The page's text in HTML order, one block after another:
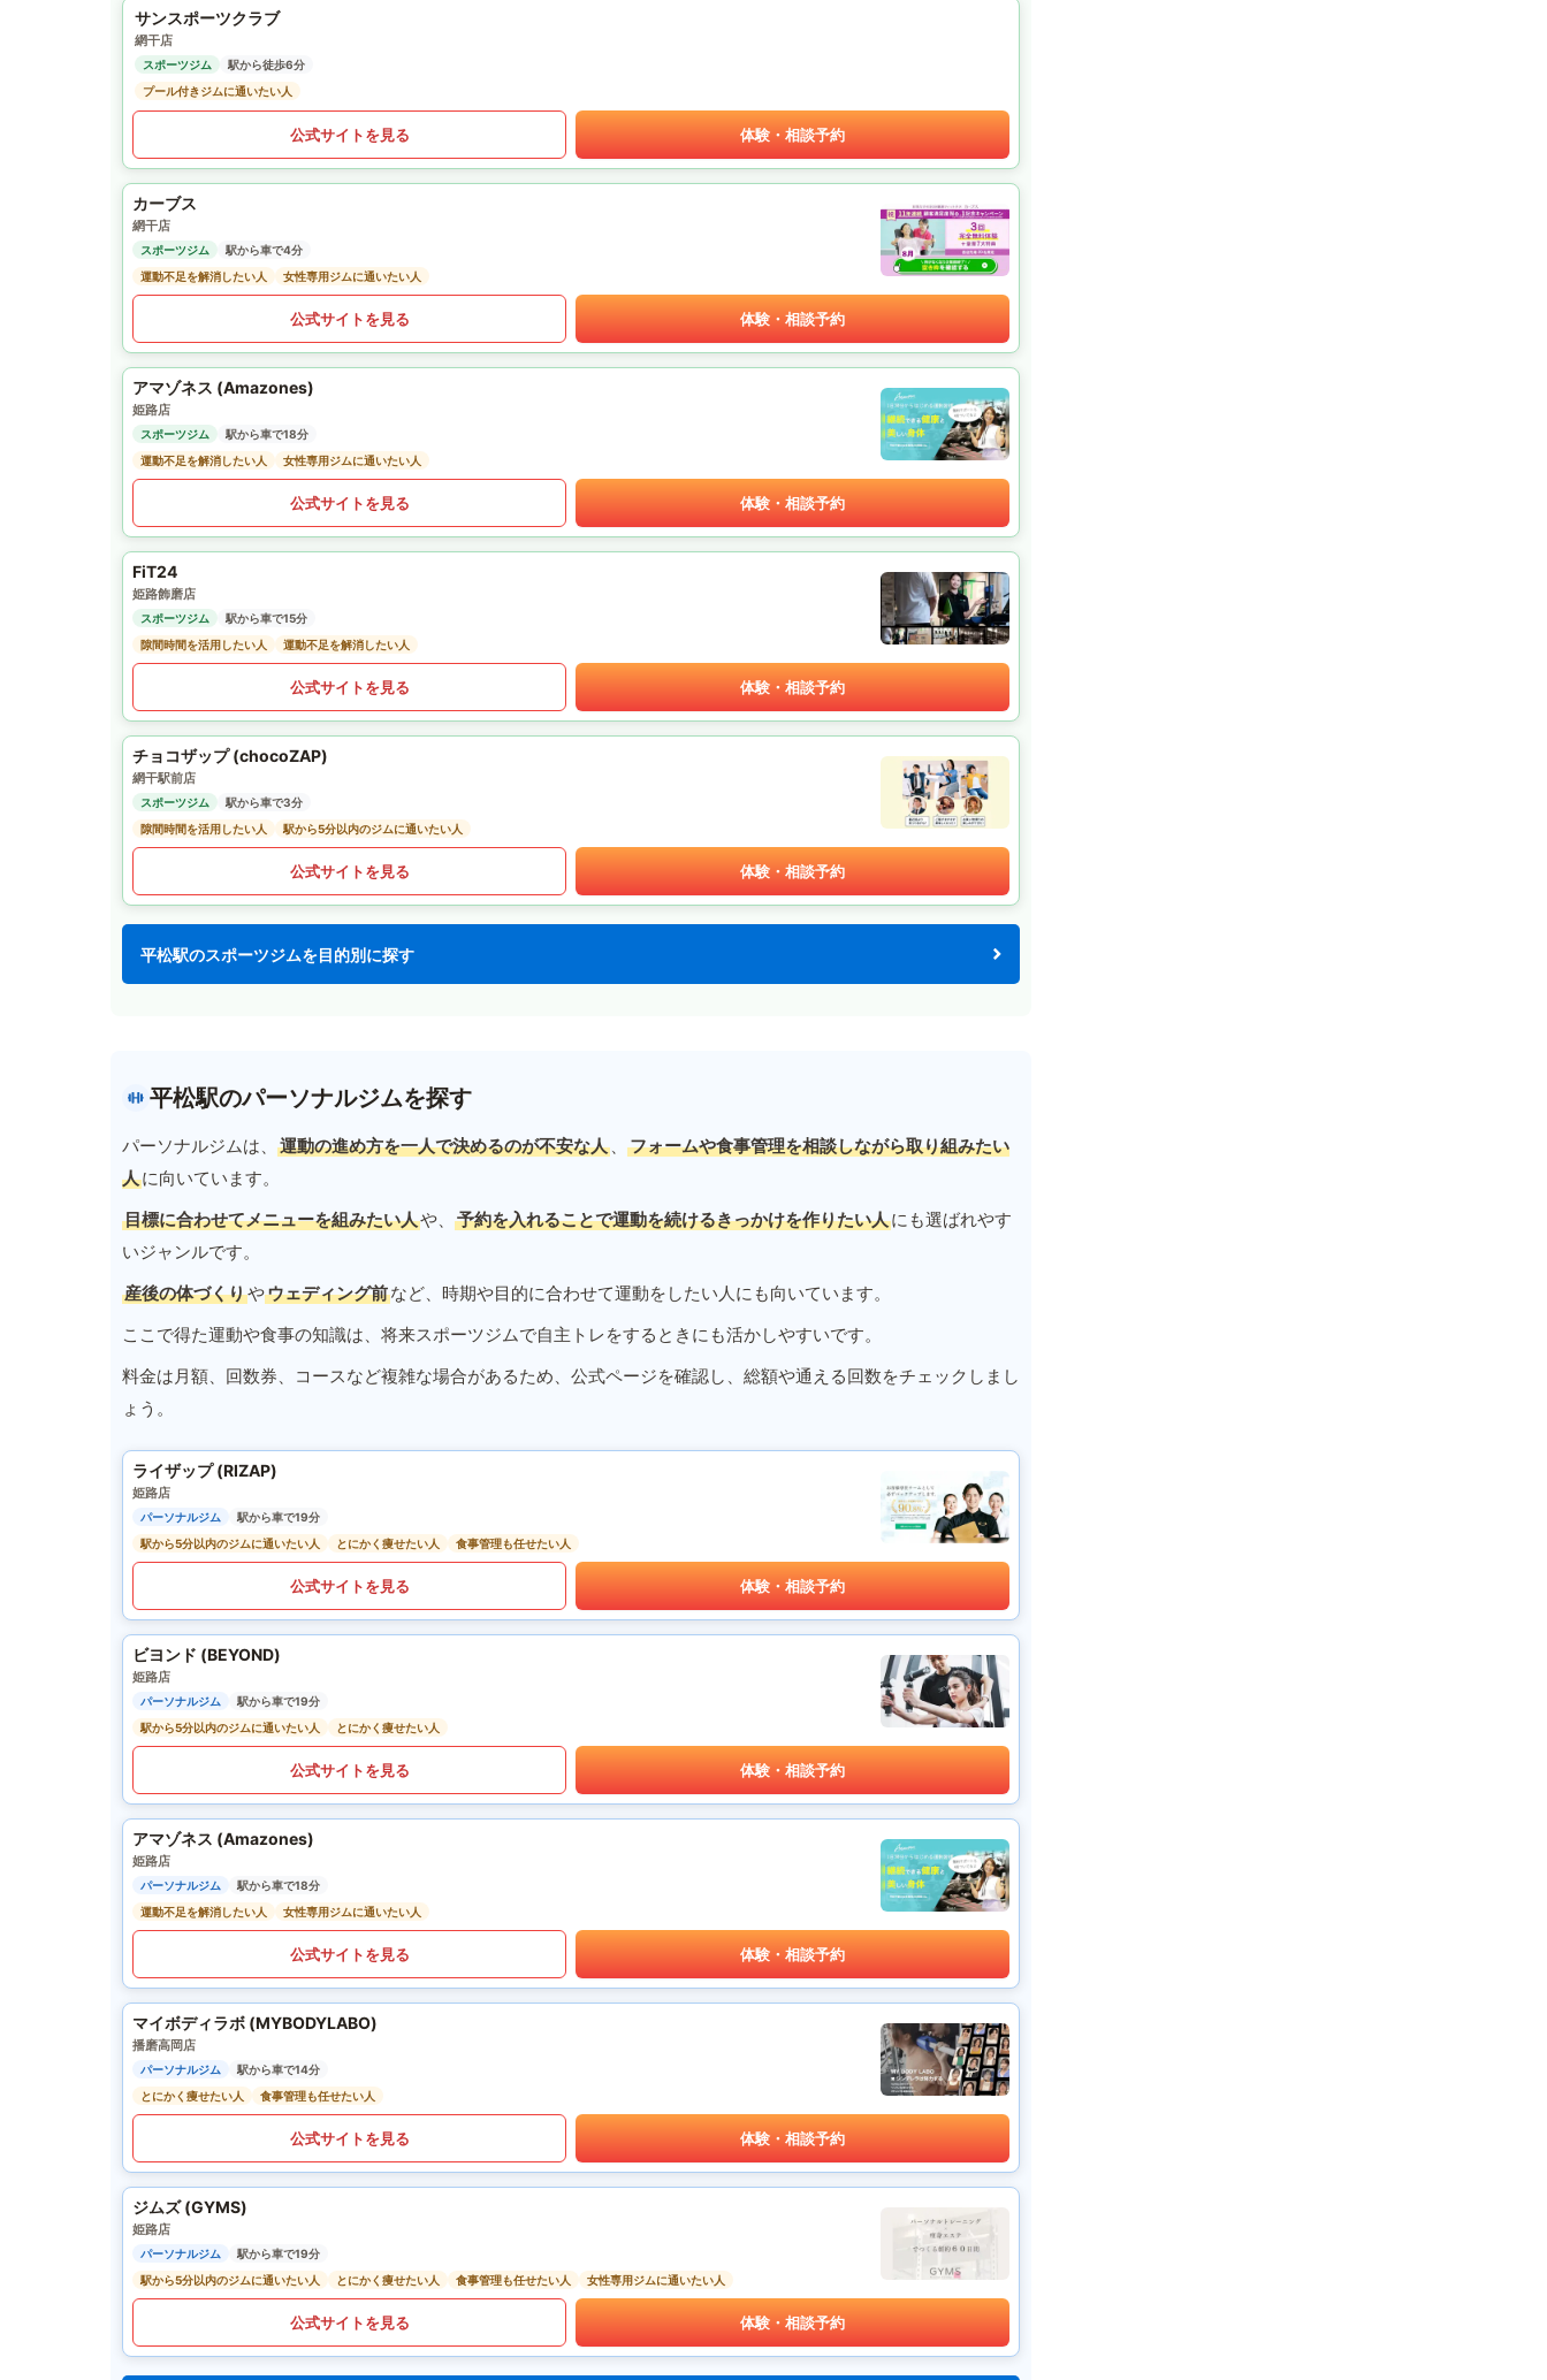
サンスポーツクラブ
網干店
スポーツジム
駅から徒歩6分
プール付きジムに通いたい人
公式サイトを見る 体験・相談予約
カーブス
網干店
スポーツジム
駅から車で4分
運動不足を解消したい人
女性専用ジムに通いたい人
公式サイトを見る 体験・相談予約
アマゾネス (Amazones)
姫路店
スポーツジム
駅から車で18分
運動不足を解消したい人
女性専用ジムに通いたい人
公式サイトを見る 体験・相談予約
FiT24
姫路飾磨店
スポーツジム
駅から車で15分
隙間時間を活用したい人
運動不足を解消したい人
公式サイトを見る 体験・相談予約
チョコザップ (chocoZAP)
網干駅前店
スポーツジム
駅から車で3分
隙間時間を活用したい人
駅から5分以内のジムに通いたい人
公式サイトを見る 体験・相談予約
平松駅のスポーツジムを目的別に探す
平松駅のパーソナルジムを探す
パーソナルジムは、 運動の進め方を一人で決めるのが不安な人 、
フォームや食事管理を相談しながら取り組みたい
人に向いています。
目標に合わせてメニューを組みたい人や、 予約を入れることで運動を続けるきっかけを作りたい人にも選ばれやす
いジャンルです。
産後の体づくりやウェディング前など、時期や目的に合わせて運動をしたい人にも向いています。
ここで得た運動や食事の知識は、将来スポーツジムで自主トレをするときにも活かしやすいです。
料金は月額、回数券、コースなど複雑な場合があるため、公式ページを確認し、総額や通える回数をチェックしまし
ょう。
ライザップ (RIZAP)
姫路店
パーソナルジム
駅から車で19分
駅から5分以内のジムに通いたい人
とにかく痩せたい人 食事管理も任せたい人
公式サイトを見る 体験・相談予約
ビヨンド (BEYOND)
姫路店
パーソナルジム
駅から車で19分
駅から5分以内のジムに通いたい人
とにかく痩せたい人
公式サイトを見る 体験・相談予約
アマゾネス (Amazones)
姫路店
パーソナルジム
駅から車で18分
運動不足を解消したい人
女性専用ジムに通いたい人
公式サイトを見る 体験・相談予約
マイボディラボ (MYBODYLABO)
播磨高岡店
パーソナルジム
駅から車で14分
とにかく痩せたい人
食事管理も任せたい人
公式サイトを見る 体験・相談予約
ジムズ (GYMS)
姫路店
パーソナルジム
駅から車で19分
駅から5分以内のジムに通いたい人
とにかく痩せたい人 食事管理も任せたい人 女性専用ジムに通いたい人
公式サイトを見る 体験・相談予約